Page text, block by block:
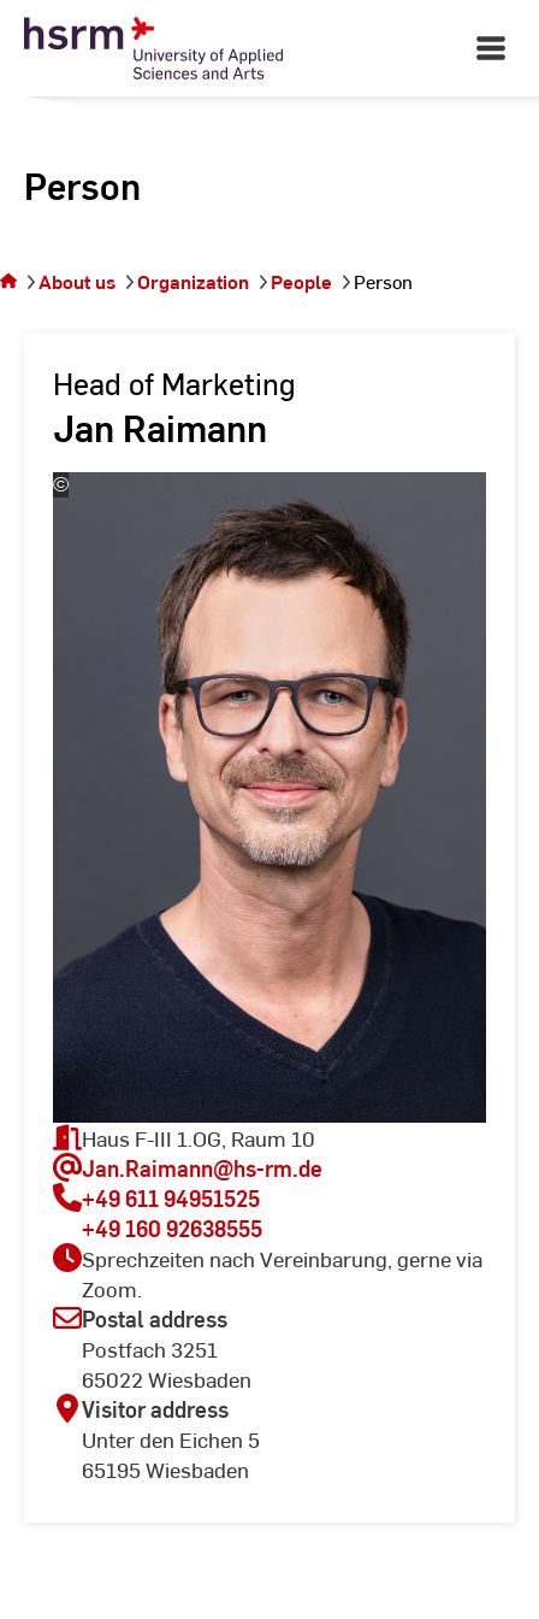
Skip
Open
Main
Person
the
About us Organization People Person
Head of Marketing
Jan Raimann
©
Andreas
Haus F-III 1.OG, Raum 10
Jan.Raimann@hs-rm.de
+49 611 94951525
+49 160 92638555
Sprechzeiten nach Vereinbarung, gerne via
Zoom.
Postal address
Postfach 3251
65022 Wiesbaden
Visitor address
Unter den Eichen 5
65195 Wiesbaden